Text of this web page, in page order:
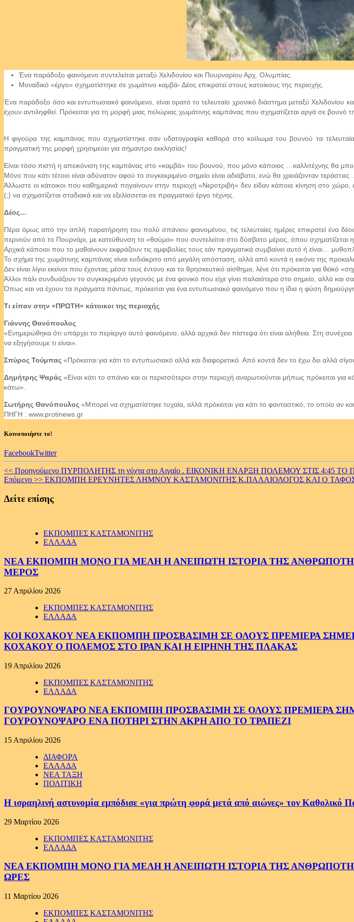
Ένα παράδοξο φαινόμενο συντελείται μεταξύ Χελιδονίου και Πουρναρίου Αρχ. Ολυμπίας.
Μοναδικό «έργο» σχηματίστηκε σε χωμάτινο καμβά- Δέος επικρατεί στους κατοίκους της περιοχής.
Ένα παράδοξο όσο και εντυπωσιακό φαινόμενο, είναι ορατό το τελευταίο χρονικό διάστημα μεταξύ
έχουν αντιληφθεί. Πρόκειται για τη μορφή μιας πελώριας χωμάτινης καμπάνας που σχηματίζεται αργά σε βουνό
Η φιγούρα της καμπάνας που σχηματίστηκε σαν υδατογραφία καθαρά στο κοίλωμα του βουνού τα
πραγματική της μορφή χρησιμεύει για σήμαντρο εκκλησίας!
Είναι τόσο πιστή η απεικόνιση της καμπάνας στο «καμβά» του βουνού, που μόνο κάποιος …καλλιτέχνης θα
Μόνο που κάτι τέτοιο είναι αδύνατον αφού το συγκεκριμένο σημείο είναι αδιάβατο, ενώ θα χρειάζονταν
Άλλωστε οι κάτοικοι που καθημερινά πηγαίνουν στην περιοχή «Νεροτριβή» δεν είδαν κάποια κίνηση στο
(;) να σχηματίζεται σταδιακά και να εξελίσσεται σε πραγματικό έργο τέχνης.
Δέος…
Πέρα όμως από την απλή παρατήρηση του πολύ σπάνιου φαινομένου, τις τελευταίες ημέρες επικρατεί ένα
περνούν από το Πουρνάρι, με κατεύθυνση το «θαύμα» που συντελείται στο δύσβατο μέρος, όπου σχηματίζεται
Αρχικά κάποιοι που το μαθαίνουν εκφράζουν τις αμφιβολίες τους εάν πραγματικά συμβαίνει αυτό ή είναι…
Το σχήμα της χωμάτινης καμπάνας είναι ευδιάκριτο από μεγάλη απόσταση, αλλά από κοντά η εικόνα της
Δεν είναι λίγοι εκείνοι που έχοντας μέσα τους έντονο και το θρησκευτικό αίσθημα, λένε ότι πρόκειται για
Άλλοι πάλι συνδυάζουν το συγκεκριμένο γεγονός με ένα φονικό που είχε γίνει παλαιότερα στο σημείο, αλλά και
Όπως και να έχουν τα πράγματα πάντως, πρόκειται για ένα εντυπωσιακό φαινόμενο που η ίδια η φύση
Τι είπαν στην «ΠΡΩΤΗ» κάτοικοι της περιοχής
Γιάννης Θανόπουλος
«Ενημερώθηκα ότι υπάρχει το περίεργο αυτό φαινόμενο, αλλά αρχικά δεν πίστεψα ότι είναι αλήθεια. Στη
να εξηγήσουμε τι είναι».
Σπύρος Τούμπας «Πρόκειται για κάτι το εντυπωσιακό αλλά και διαφορετικό. Από κοντά δεν το έχω δει αλλά
Δημήτρης Ψαράς «Είναι κάτι το σπάνιο και οι περισσότεροι στην περιοχή αναρωτιούνται μήπως πρόκειται
κάτω».
Σωτήρης Θανόπουλος «Μπορεί να σχηματίστηκε τυχαία, αλλά πρόκειται για κάτι το φανταστικό, το οποίο αν
ΠΗΓΗ : www.protinews.gr
Κοινοποιήστε το!
FacebookTwitter
Continue
Reading
<< Προηγούμενο ΠΥΡΠΟΛΗΤΗΣ τη νύχτα στο Αιγαίο . ΕΙΚΟΝΙΚΗ ΕΝΑΡΞΗ ΠΟΛΕΜΟΥ ΣΤΙΣ 4:45 ΤΟ
Επόμενο >> ΕΚΠΟΜΠΗ ΕΡΕΥΝΗΤΕΣ ΛΗΜΝΟΥ ΚΑΣΤΑΜΟΝΙΤΗΣ Κ.ΠΑΛΑΙΟΛΟΓΟΣ ΚΑΙ Ο
Δείτε επίσης
ΕΚΠΟΜΠΕΣ ΚΑΣΤΑΜΟΝΙΤΗΣ
ΕΛΛΑΔΑ
ΝΕΑ ΕΚΠΟΜΠΗ ΜΟΝΟ ΓΙΑ ΜΕΛΗ Η ΑΝΕΙΠΩΤΗ ΙΣΤΟΡΙΑ ΤΗΣ
ΜΕΡΟΣ
27 Απριλίου 2026
ΕΚΠΟΜΠΕΣ ΚΑΣΤΑΜΟΝΙΤΗΣ
ΕΛΛΑΔΑ
ΚΟΙ ΚΟΧΑΚΟΥ ΝΕΑ ΕΚΠΟΜΠΗ ΠΡΟΣΒΑΣΙΜΗ ΣΕ ΟΛΟΥΣ ΠΡΕΜΙΕΡΑ
ΚΟΧΑΚΟΥ Ο ΠΟΛΕΜΟΣ ΣΤΟ ΙΡΑΝ ΚΑΙ Η ΕΙΡΗΝΗ ΤΗΣ ΠΛΑΚΑΣ
19 Απριλίου 2026
ΕΚΠΟΜΠΕΣ ΚΑΣΤΑΜΟΝΙΤΗΣ
ΕΛΛΑΔΑ
ΓΟΥΡΟΥΝΟΨΑΡΟ ΝΕΑ ΕΚΠΟΜΠΗ ΠΡΟΣΒΑΣΙΜΗ ΣΕ ΟΛΟΥΣ ΠΡΕΜΙΕΡΑ
ΓΟΥΡΟΥΝΟΨΑΡΟ ΕΝΑ ΠΟΤΗΡΙ ΣΤΗΝ ΑΚΡΗ ΑΠΟ ΤΟ ΤΡΑΠΕΖΙ
15 Απριλίου 2026
ΔΙΑΦΟΡΑ
ΕΛΛΑΔΑ
ΝΕΑ ΤΑΞΗ
ΠΟΛΙΤΙΚΗ
Η ισραηλινή αστυνομία εμπόδισε «για πρώτη φορά μετά από αιώνες» τον Καθολικό
29 Μαρτίου 2026
ΕΚΠΟΜΠΕΣ ΚΑΣΤΑΜΟΝΙΤΗΣ
ΕΛΛΑΔΑ
ΝΕΑ ΕΚΠΟΜΠΗ ΜΟΝΟ ΓΙΑ ΜΕΛΗ Η ΑΝΕΙΠΩΤΗ ΙΣΤΟΡΙΑ ΤΗΣ
ΩΡΕΣ
11 Μαρτίου 2026
ΕΚΠΟΜΠΕΣ ΚΑΣΤΑΜΟΝΙΤΗΣ